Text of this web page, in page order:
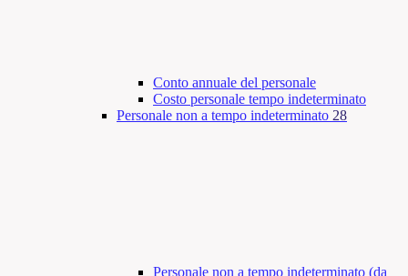
Conto annuale del personale
Costo personale tempo indeterminato
Personale non a tempo indeterminato 28
Personale non a tempo indeterminato (da